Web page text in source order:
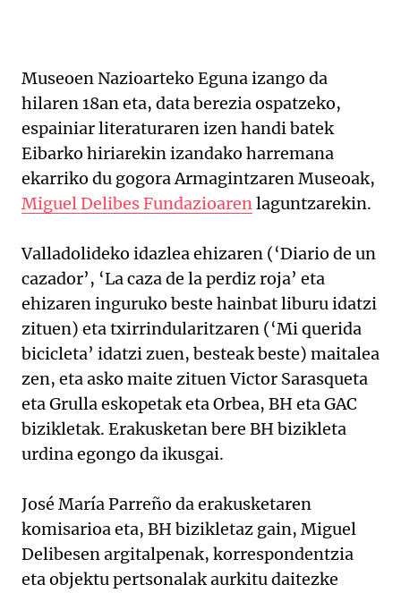
Museoen Nazioarteko Eguna izango da
hilaren 18an eta, data berezia ospatzeko,
espainiar literaturaren izen handi batek
Eibarko hiriarekin izandako harremana
ekarriko du gogora Armagintzaren Museoak,
Miguel Delibes Fundazioarenlaguntzarekin.
Valladolideko idazlea ehizaren (‘Diario de un
cazador’, ‘La caza de la perdiz roja’ eta
ehizaren inguruko beste hainbat liburu idatzi
zituen) eta txirrindularitzaren (‘Mi querida
bicicleta’ idatzi zuen, besteak beste) maitalea
zen, eta asko maite zituen Victor Sarasqueta
eta Grulla eskopetak eta Orbea, BH eta GAC
bizikletak. Erakusketan bere BH bizikleta
urdina egongo da ikusgai.
José María Parreño da erakusketaren
komisarioa eta, BH bizikletaz gain, Miguel
Delibesen argitalpenak, korrespondentzia
eta objektu pertsonalak aurkitu daitezke